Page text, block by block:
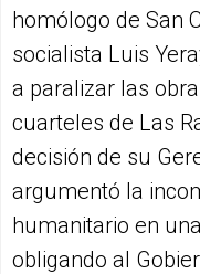
homólogo de San
socialista Luis
a paralizar las
cuarteles de Las
decisión de su
argumentó la
humanitario en
obligando al